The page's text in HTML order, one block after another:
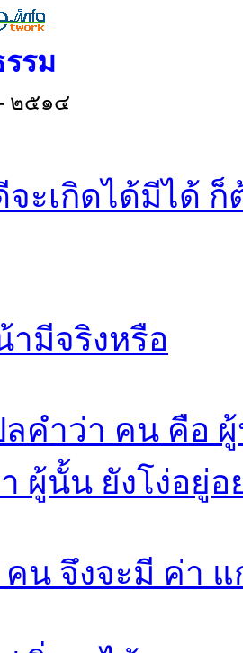
รม
๒๕๑๔
จะเกิดได้มีได้
ามีจริงหรือ
คำว่า คน คือ ผู้
ผู้นั้น ยังโง่อยู่อ
คน จึงจะมี ค่า